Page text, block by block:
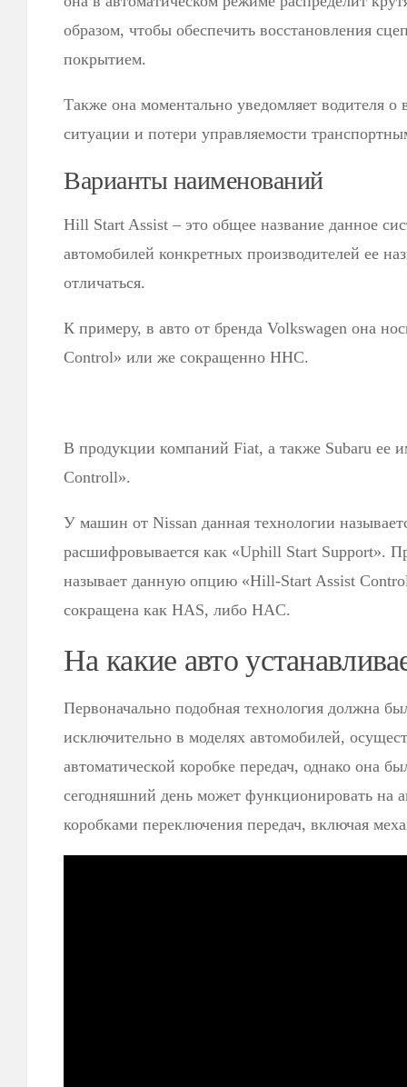
образом, чтобы обеспечить восстановления
покрытием.
Также она моментально уведомляет водителя
ситуации и потери управляемости
Варианты наименований
Hill Start Assist – это общее название данное
автомобилей конкретных производителей ее
отличаться.
К примеру, в авто от бренда Volkswagen она
Control» или же сокращенно HHC.
В продукции компаний Fiat, а также Subaru ее
Controll».
У машин от Nissan данная технологии
расшифровывается как «Uphill Start Support».
называет данную опцию «Hill-Start Assist
сокращена как HAS, либо HAC.
На какие авто
Первоначально подобная технология должна
исключительно в моделях автомобилей,
автоматической коробке передач, однако она
сегодняшний день может функционировать на
коробками переключения передач, включая